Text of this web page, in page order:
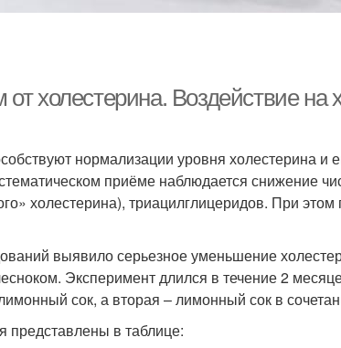
холестерина. Воздействие на
нормализации уровня холестерина и
приёме наблюдается снижение
холестерина), триацилглицеридов. При
выявило серьезное уменьшение
Эксперимент длился в течение 2
сок, а вторая – лимонный сок в
представлены в таблице: